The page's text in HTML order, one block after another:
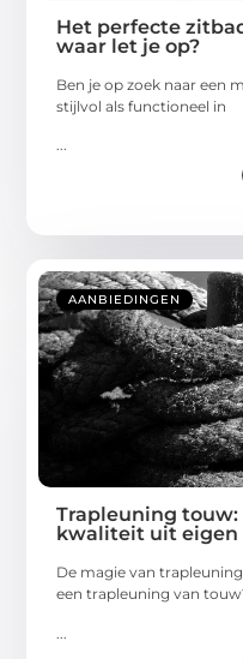
Het perfecte
waar let je op?
Ben je op zoek naar een
stijlvol als functioneel in
...
AANBIEDINGEN
Trapleuning
kwaliteit uit eigen
De magie van
een trapleuning van